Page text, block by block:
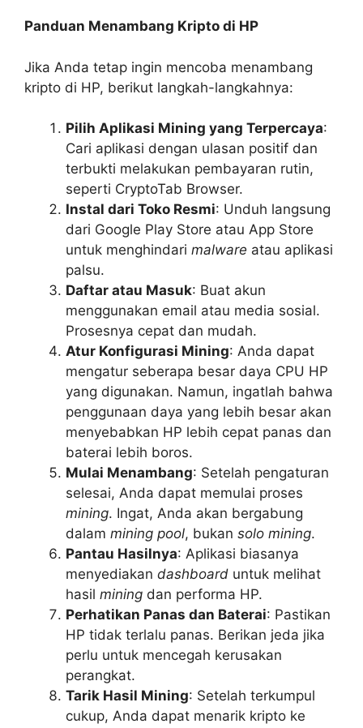
Panduan Menambang Kripto di HP
Jika Anda tetap ingin mencoba menambang
kripto di HP, berikut langkah-langkahnya:
Pilih Aplikasi Mining yang Terpercaya:
Cari aplikasi dengan ulasan positif dan
terbukti melakukan pembayaran rutin,
seperti CryptoTab Browser.
Instal dari Toko Resmi: Unduh langsung
dari Google Play Store atau App Store
untuk menghindari malware atau aplikasi
palsu.
Daftar atau Masuk: Buat akun
menggunakan email atau media sosial.
Prosesnya cepat dan mudah.
Atur Konfigurasi Mining: Anda dapat
mengatur seberapa besar daya CPU HP
yang digunakan. Namun, ingatlah bahwa
penggunaan daya yang lebih besar akan
menyebabkan HP lebih cepat panas dan
baterai lebih boros.
Mulai Menambang: Setelah pengaturan
selesai, Anda dapat memulai proses
mining. Ingat, Anda akan bergabung
dalam mining pool, bukan solo mining.
Pantau Hasilnya: Aplikasi biasanya
menyediakan dashboard untuk melihat
hasil mining dan performa HP.
Perhatikan Panas dan Baterai: Pastikan
HP tidak terlalu panas. Berikan jeda jika
perlu untuk mencegah kerusakan
perangkat.
Tarik Hasil Mining: Setelah terkumpul
cukup, Anda dapat menarik kripto ke